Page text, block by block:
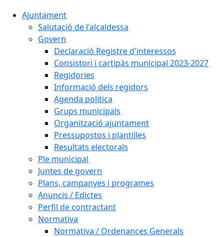
Ajuntament
Salutació de l'alcaldessa
Govern
Declaració Registre d'interessos
Consistori i cartipàs municipal 2023-2027
Regidories
Informació dels regidors
Agenda política
Grups municipals
Organització ajuntament
Pressupostos i plantilles
Resultats electorals
Ple municipal
Juntes de govern
Plans, campanyes i programes
Anuncis / Edictes
Perfil de contractant
Normativa
Normativa / Ordenances Generals